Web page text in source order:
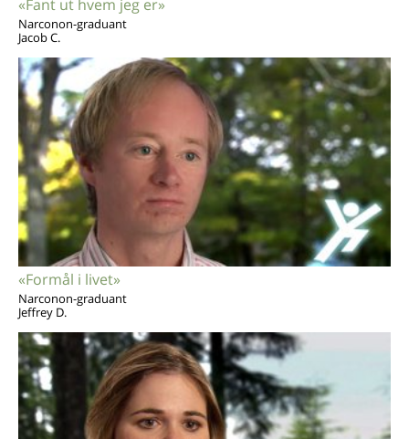
«Fant ut hvem jeg er»
Narconon-graduant
Jacob C.
«Formål i livet»
Narconon-graduant
Jeffrey D.